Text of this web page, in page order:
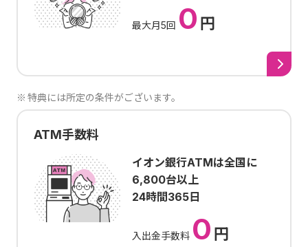
最大月5回 0 円
特典には所定の条件がございます。
ATM手数料
イオン銀行ATMは全国に
6,800台以上
24時間365日
入出金手数料 0 円